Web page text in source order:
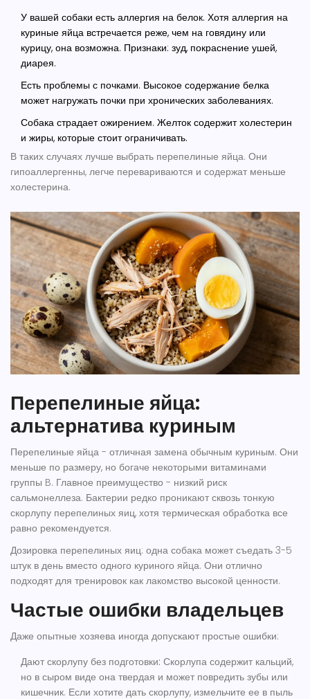
У вашей собаки есть аллергия на белок. Хотя аллергия на
куриные яйца встречается реже, чем на говядину или
курицу, она возможна. Признаки: зуд, покраснение ушей,
диарея.
Есть проблемы с почками. Высокое содержание белка
может нагружать почки при хронических заболеваниях.
Собака страдает ожирением. Желток содержит холестерин
и жиры, которые стоит ограничивать.
В таких случаях лучше выбрать перепелиные яйца. Они
гипоаллергенны, легче перевариваются и содержат меньше
холестерина.
Перепелиные яйца:
альтернатива куриным
Перепелиные яйца - отличная замена обычным куриным. Они
меньше по размеру, но богаче некоторыми витаминами
группы B. Главное преимущество - низкий риск
сальмонеллеза. Бактерии редко проникают сквозь тонкую
скорлупу перепелиных яиц, хотя термическая обработка все
равно рекомендуется.
Дозировка перепелиных яиц: одна собака может съедать 3-5
штук в день вместо одного куриного яйца. Они отлично
подходят для тренировок как лакомство высокой ценности.
Частые ошибки владельцев
Даже опытные хозяева иногда допускают простые ошибки:
Дают скорлупу без подготовки: Скорлупа содержит кальций,
но в сыром виде она твердая и может повредить зубы или
кишечник. Если хотите дать скорлупу, измельчите ее в пыль